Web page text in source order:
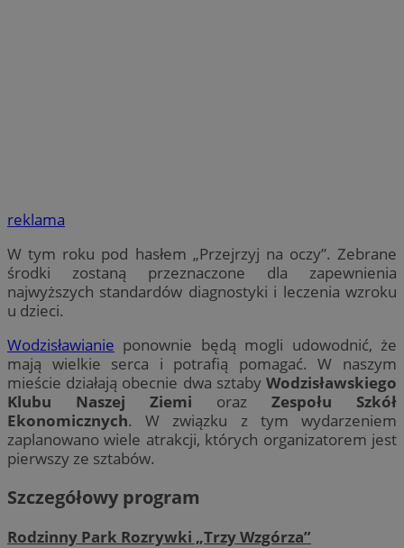
reklama
W tym roku pod hasłem „Przejrzyj na oczy”. Zebrane
środki zostaną przeznaczone dla zapewnienia
najwyższych standardów diagnostyki i leczenia wzroku
u dzieci.
Wodzisławianie ponownie będą mogli udowodnić, że
mają wielkie serca i potrafią pomagać. W naszym
mieście działają obecnie dwa sztaby Wodzisławskiego
Klubu Naszej Ziemi oraz Zespołu Szkół
Ekonomicznych. W związku z tym wydarzeniem
zaplanowano wiele atrakcji, których organizatorem jest
pierwszy ze sztabów.
Szczegółowy program
Rodzinny Park Rozrywki „Trzy Wzgórza”